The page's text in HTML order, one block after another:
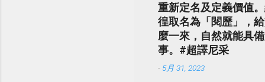
重新定名及定義價值
徨取名為「閱歷」，
麼一來，自然就能具
事。#超譯尼采
- 5月 31, 2023